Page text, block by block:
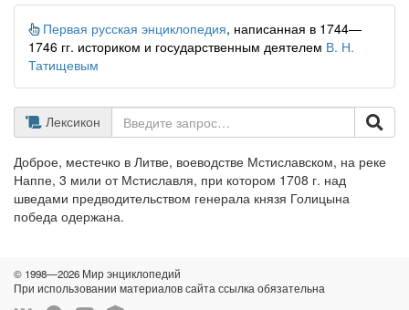
Информация
Первая русская энциклопедия, написанная в 1744—
1746 гг. историком и государственным деятелем В. Н.
Татищевым
Лексикон
Доброе, местечко в Литве, воеводстве Мстиславском, на реке
Наппе, 3 мили от Мстиславля, при котором 1708 г. над
шведами предводительством генерала князя Голицына
победа одержана.
© 1998—2026 Мир энциклопедий
При использовании материалов сайта ссылка обязательна